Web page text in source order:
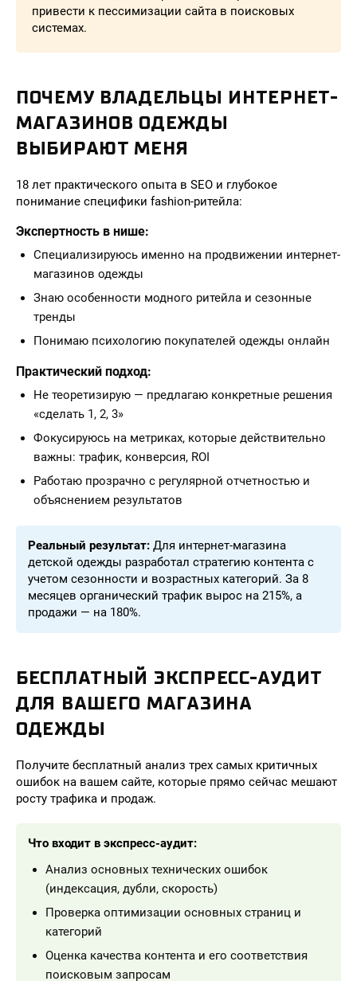
привести к пессимизации сайта в поисковых
системах.
ПОЧЕМУ ВЛАДЕЛЬЦЫ ИНТЕРНЕТ-
МАГАЗИНОВ ОДЕЖДЫ
ВЫБИРАЮТ МЕНЯ
18 лет практического опыта в SEO и глубокое
понимание специфики fashion-ритейла:
Экспертность в нише:
Специализируюсь именно на продвижении интернет-
магазинов одежды
Знаю особенности модного ритейла и сезонные
тренды
Понимаю психологию покупателей одежды онлайн
Практический подход:
Не теоретизирую — предлагаю конкретные решения
«сделать 1, 2, 3»
Фокусируюсь на метриках, которые действительно
важны: трафик, конверсия, ROI
Работаю прозрачно с регулярной отчетностью и
объяснением результатов
Реальный результат: Для интернет-магазина
детской одежды разработал стратегию контента с
учетом сезонности и возрастных категорий. За 8
месяцев органический трафик вырос на 215%, а
продажи — на 180%.
БЕСПЛАТНЫЙ ЭКСПРЕСС-АУДИТ
ДЛЯ ВАШЕГО МАГАЗИНА
ОДЕЖДЫ
Получите бесплатный анализ трех самых критичных
ошибок на вашем сайте, которые прямо сейчас мешают
росту трафика и продаж.
Что входит в экспресс-аудит:
Анализ основных технических ошибок
(индексация, дубли, скорость)
Проверка оптимизации основных страниц и
категорий
Оценка качества контента и его соответствия
поисковым запросам